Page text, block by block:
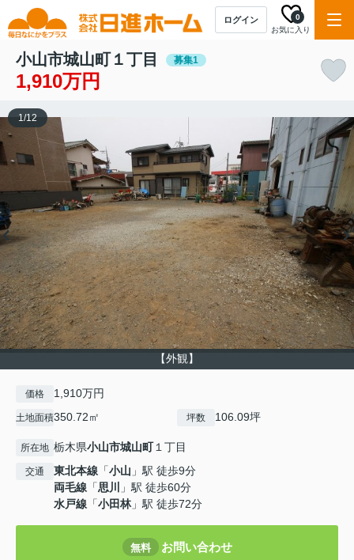
ログイン
お気に入り
0
小山市城山町１丁目 募集1
1,910万円
【外観】
1/12
価格 1,910万円
土地面積350.72㎡ 坪数 106.09坪
所在地 栃木県小山市城山町１丁目
交通 東北本線 「小山 」駅 徒歩9分
両毛線 「思川
」駅 徒歩60分
水戸線 「小田林」駅 徒歩72分
無料 お問い合わせ